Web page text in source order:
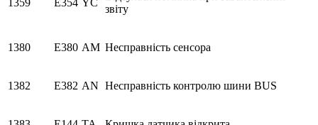
звіту
1380 E380 AM Несправність сенсора
1382 E382 AN Несправність контролю шини BUS